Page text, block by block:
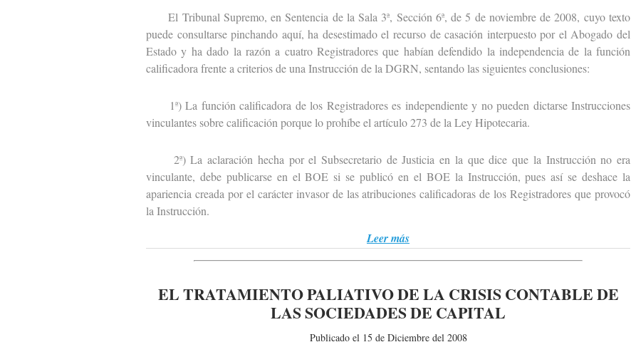
El Tribunal Supremo, en Sentencia de la Sala 3ª, Sección 6ª, de 5 de noviembre de 2008, cuyo texto
puede consultarse pinchando aquí, ha desestimado el recurso de casación interpuesto por el Abogado del
Estado y ha dado la razón a cuatro Registradores que habían defendido la independencia de la función
calificadora frente a criterios de una Instrucción de la DGRN, sentando las siguientes conclusiones:
1ª) La función calificadora de los Registradores es independiente y no pueden dictarse Instrucciones
vinculantes sobre calificación porque lo prohíbe el artículo 273 de la Ley Hipotecaria.
2ª) La aclaración hecha por el Subsecretario de Justicia en la que dice que la Instrucción no era
vinculante, debe publicarse en el BOE si se publicó en el BOE la Instrucción, pues así se deshace la
apariencia creada por el carácter invasor de las atribuciones calificadoras de los Registradores que provocó
la Instrucción.
Leer más
EL TRATAMIENTO PALIATIVO DE LA CRISIS CONTABLE DE
LAS SOCIEDADES DE CAPITAL
Publicado el 15 de Diciembre del 2008